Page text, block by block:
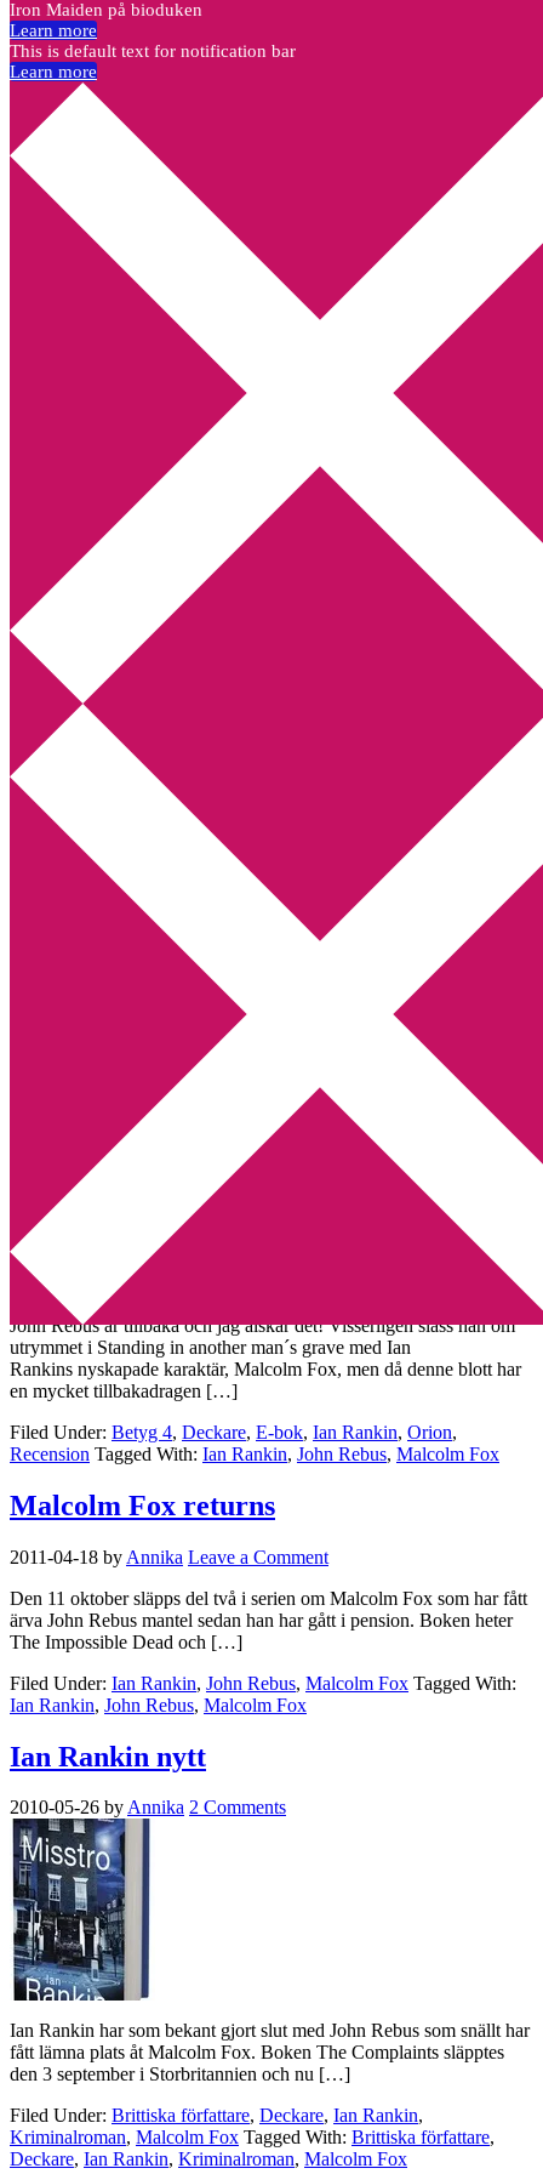
Annikas litteratur- och kulturblogg
Deckare, kriminalromaner, thrillers
Hem
Boktolva
Författarfemman
Kontakt
Webbshop Amazon
Utskriftscentralen
Min tv-blogg
You are here:Home Archives for Malcolm Fox
Recension: Standing in another man´s
grave av Ian Rankin
2013-05-20 byAnnika
John Rebus är tillbaka och jag älskar det! Visserligen slåss han om
utrymmet i Standing in another man´s grave med Ian
Rankins nyskapade karaktär, Malcolm Fox, men då denne blott har
en mycket tillbakadragen […]
Filed Under: Betyg 4, Deckare, E-bok, Ian Rankin, Orion,
Recension Tagged With: Ian Rankin, John Rebus, Malcolm Fox
Malcolm Fox returns
2011-04-18 by Annika Leave a Comment
Den 11 oktober släpps del två i serien om Malcolm Fox som har fått
ärva John Rebus mantel sedan han har gått i pension. Boken heter
The Impossible Dead och […]
Filed Under: Ian Rankin, John Rebus, Malcolm Fox Tagged With:
Ian Rankin, John Rebus, Malcolm Fox
Ian Rankin nytt
2010-05-26 byAnnika 2 Comments
Ian Rankin har som bekant gjort slut med John Rebus som snällt har
fått lämna plats åt Malcolm Fox. Boken The Complaints släpptes
den 3 september i Storbritannien och nu […]
Filed Under: Brittiska författare, Deckare, Ian Rankin,
Kriminalroman, Malcolm Fox Tagged With: Brittiska författare,
Deckare, Ian Rankin, Kriminalroman, Malcolm Fox
Iron Maiden på bioduken
Learn more
This is default text for notification bar
Learn more